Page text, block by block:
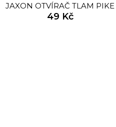
JAXON OTVÍRAČ TLAM PIKE
49 Kč